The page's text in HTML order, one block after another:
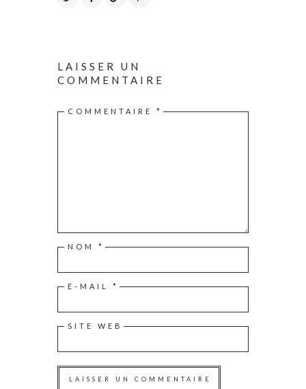
LAISSER UN
COMMENTAIRE
COMMENTAIRE *
NOM *
E-MAIL *
SITE WEB